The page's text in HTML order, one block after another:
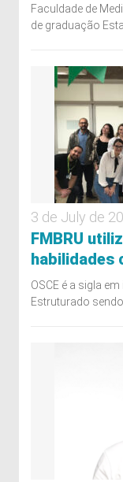
Faculdade de
de graduação
3 de July de
FMBRU
habilidades
OSCE é a sigla
Estruturado